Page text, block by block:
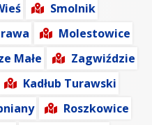
Smolnik
Molestowice
Małe
Zagwiździe
Kadłub Turawski
Roszkowice